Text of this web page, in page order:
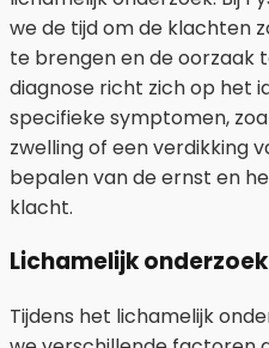
we de tijd om de klachten
te brengen en de oorzaak
diagnose richt zich op het
specifieke symptomen,
zwelling of een verdikking
bepalen van de ernst en
klacht.
Lichamelijk onderzoek
Tijdens het lichamelijk